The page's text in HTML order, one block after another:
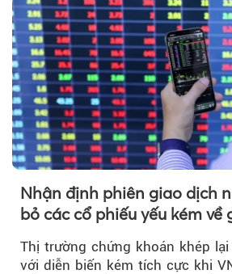
Nhận định phiên giao dịch
bỏ các cổ phiếu yếu kém về
Thị trường chứng khoán khép
với diễn biến kém tích cực khi